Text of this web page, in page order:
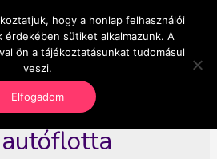
Main
hogy a honlap felhasználói
érdekében sütiket alkalmazunk. A
ön a tájékoztatásunkat tudomásul
veszi.
Elfogadom